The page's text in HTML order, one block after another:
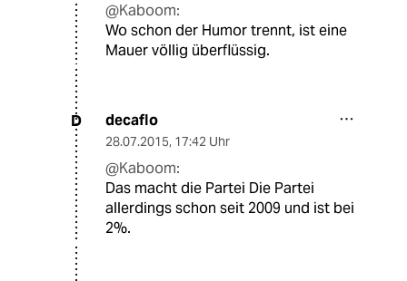
@Kaboom:
Wo schon der Humor trennt, ist eine
Mauer völlig überflüssig.
D decaflo
28.07.2015, 17:42 Uhr
@Kaboom:
Das macht die Partei Die Partei
allerdings schon seit 2009 und ist bei
2%.